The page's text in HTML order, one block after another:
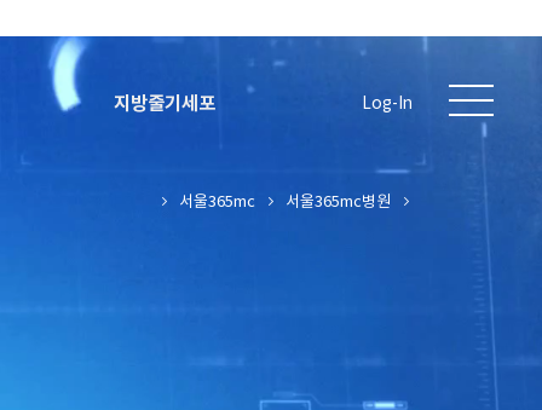
지방줄기세포 Log-In
서울365mc 서울365mc병원